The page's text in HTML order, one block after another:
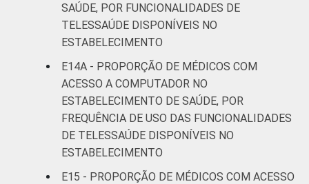
SAÚDE, POR FUNCIONALIDADES DE
TELESSAÚDE DISPONÍVEIS NO
ESTABELECIMENTO
E14A - PROPORÇÃO DE MÉDICOS COM
ACESSO A COMPUTADOR NO
ESTABELECIMENTO DE SAÚDE, POR
FREQUÊNCIA DE USO DAS FUNCIONALIDADES
DE TELESSAÚDE DISPONÍVEIS NO
ESTABELECIMENTO
E15 - PROPORÇÃO DE MÉDICOS COM ACESSO